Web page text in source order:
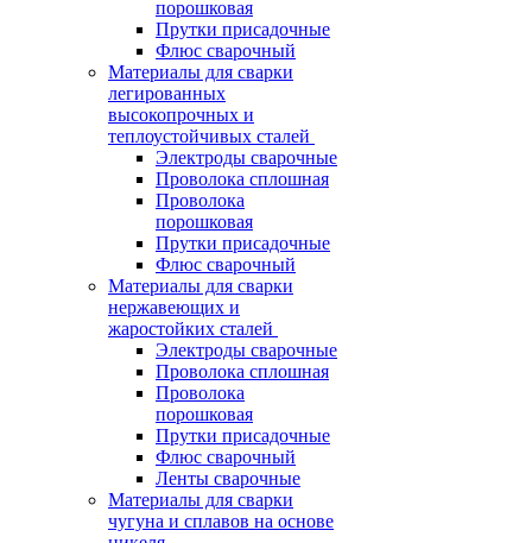
порошковая
Прутки присадочные
Флюс сварочный
Материалы для сварки
легированных
высокопрочных и
теплоустойчивых сталей
Электроды сварочные
Проволока сплошная
Проволока
порошковая
Прутки присадочные
Флюс сварочный
Материалы для сварки
нержавеющих и
жаростойких сталей
Электроды сварочные
Проволока сплошная
Проволока
порошковая
Прутки присадочные
Флюс сварочный
Ленты сварочные
Материалы для сварки
чугуна и сплавов на основе